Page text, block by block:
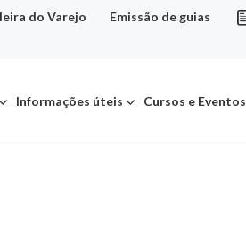
do Varejo Emissão de guias
Informações úteis Cursos e Eventos